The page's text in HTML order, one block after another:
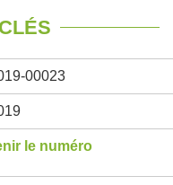
00023
le numéro